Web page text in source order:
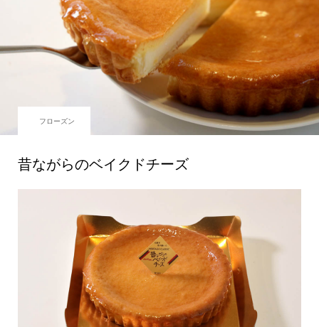
フローズン
昔ながらのベイクドチーズ